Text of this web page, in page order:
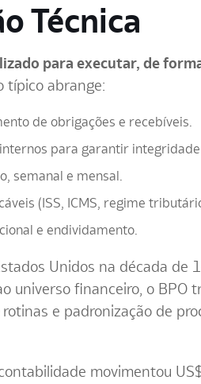
Técnica
para executar, de
típico abrange:
de obrigações e recebíveis.
para garantir
semanal e mensal.
(ISS, ICMS, regime
e endividamento.
Unidos na década de
universo financeiro, o BPO
e padronização de
movimentou